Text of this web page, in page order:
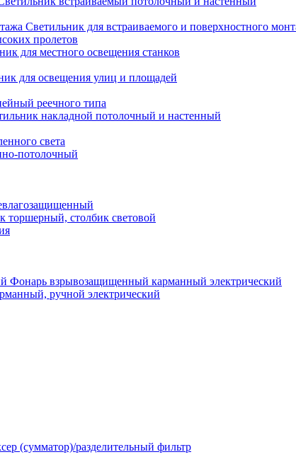
Светильник для встраиваемого и поверхностного
пролетов
для местного освещения станков
для освещения улиц и площадей
реечного типа
накладной потолочный и настенный
света
потолочный
торшерный, столбик световой
Фонарь взрывозащищенный карманный электрический
ручной электрический
(сумматор)/разделительный фильтр